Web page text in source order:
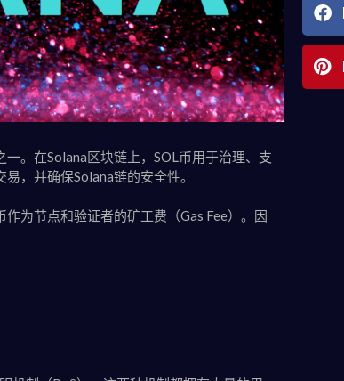
。在Solana区块链上，SOL币用于治理、支
，并确保Solana链的安全性。
为节点和验证者的矿工费（Gas Fee）。因